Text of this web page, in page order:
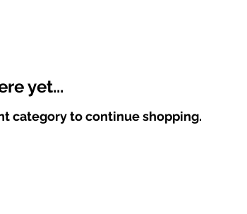
yet...
category to continue shopping.